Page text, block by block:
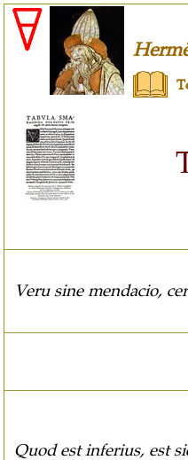
Veru sine mendacio,
Quod est inferius, est